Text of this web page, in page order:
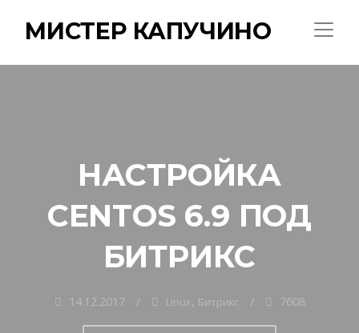
МИСТЕР КАПУЧИНО
НАСТРОЙКА
CENTOS 6.9 ПОД
БИТРИКС
14.12.2017 Linux, Битрикс 7608